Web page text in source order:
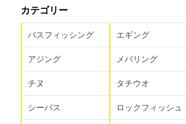
カテゴリー
バスフィッシング エギング
アジング メバリング
チヌ タチウオ
シーバス ロックフィッシュ